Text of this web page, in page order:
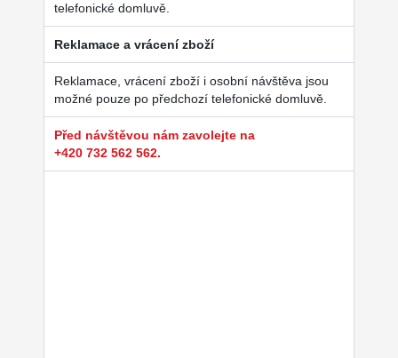
telefonické domluvě.
Reklamace a vrácení zboží
Reklamace, vrácení zboží i osobní návštěva jsou
možné pouze po předchozí telefonické domluvě.
Před návštěvou nám zavolejte na
+420 732 562 562.